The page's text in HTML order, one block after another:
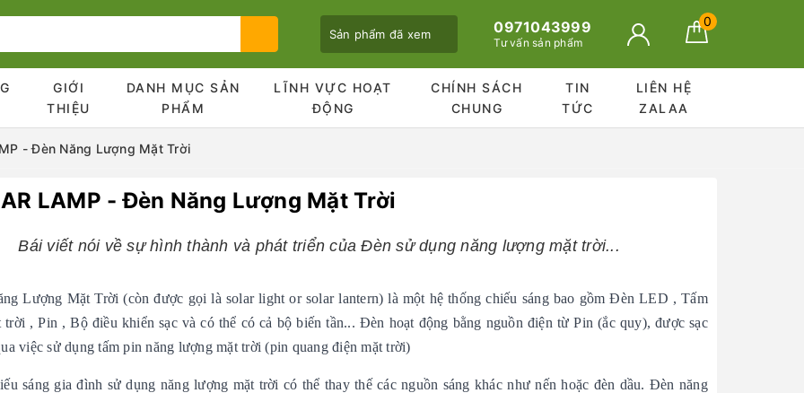
Sản phẩm đã xem
Bạn chưa xem sản phẩm nào
0971043999
Tư vấn sản phẩm
0
GIỚI
THIỆU
DANH MỤC SẢN
PHẨM
LĨNH VỰC HOẠT
ĐỘNG
CHÍNH SÁCH
CHUNG
TIN
TỨC
LIÊN HỆ
ZALAA
- Đèn Năng Lượng Mặt Trời
LAMP - Đèn Năng Lượng Mặt Trời
Bái viết nói về sự hình thành và phát triển của Đèn sử dụng năng lượng mặt trời...
Lượng Mặt Trời (còn được gọi là solar light or solar lantern) là một hệ thống chiếu sáng bao gồm Đèn LED , Tấm
trời , Pin , Bộ điều khiển sạc và có thể có cả bộ biến tần... Đèn hoạt động bằng nguồn điện từ Pin (ắc quy), được sạc
việc sử dụng tấm pin năng lượng mặt trời (pin quang điện mặt trời)
sáng gia đình sử dụng năng lượng mặt trời có thể thay thế các nguồn sáng khác như nến hoặc đèn dầu. Đèn năng